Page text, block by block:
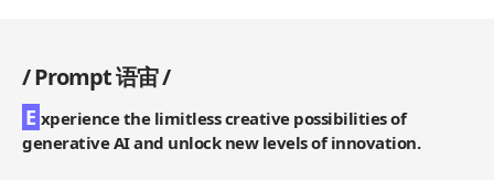
/Prompt 语宙/
E xperience the limitless creative possibilities of
generative AI and unlock new levels of innovation.